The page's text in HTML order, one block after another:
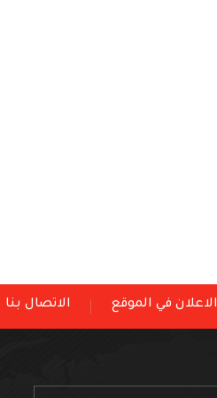
الاعلان في الموقع الاتصال بنا